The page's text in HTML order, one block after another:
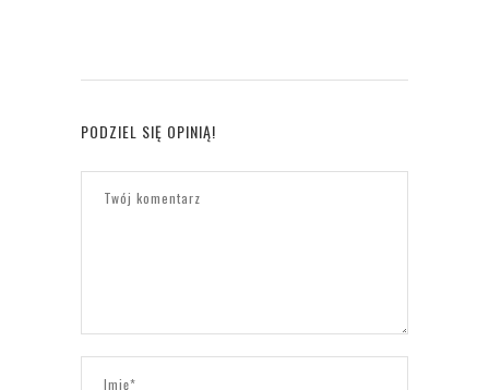
PODZIEL SIĘ OPINIĄ!